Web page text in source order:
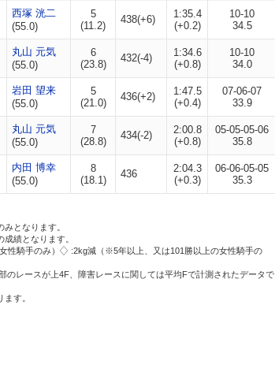
西塚 洸二
(55.0)
5
(11.2)
438(+6)
1:35.4
(+0.2)
10-10
34.5
丸山 元気
(55.0)
6
(23.8)
432(-4)
1:34.6
(+0.8)
10-10
34.0
岩田 望来
(55.0)
5
(21.0)
436(+2)
1:47.5
(+0.4)
07-06-07
33.9
丸山 元気
(55.0)
7
(28.8)
434(-2)
2:00.8
(+0.8)
05-05-05-06
35.8
内田 博幸
(55.0)
8
(18.1)
436
2:04.3
(+0.3)
06-06-05-05
35.3
となります。
績となります。
性騎手のみ）
:2kg減（※5年以上、又は101勝以上の女性騎手の
レースが上4F、障害レースに関しては平均Fで計測されたデータで
す。